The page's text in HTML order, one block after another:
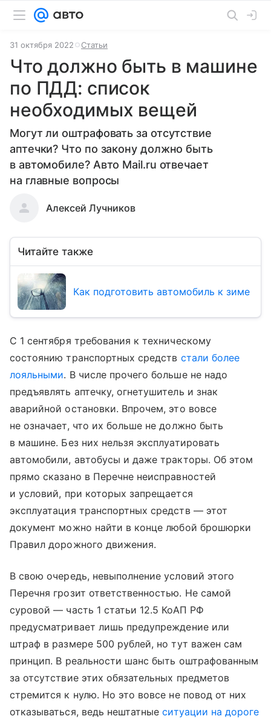
31 октября 2022 Статьи
Что должно быть в машине
по ПДД: список
необходимых вещей
Могут ли оштрафовать за отсутствие
аптечки? Что по закону должно быть
в автомобиле? Авто Mail.ru отвечает
на главные вопросы
Алексей Лучников
Читайте также
Как подготовить автомобиль к зиме
С 1 сентября требования к техническому
состоянию транспортных средств стали более
лояльными. В числе прочего больше не надо
предъявлять аптечку, огнетушитель и знак
аварийной остановки. Впрочем, это вовсе
не означает, что их больше не должно быть
в машине. Без них нельзя эксплуатировать
автомобили, автобусы и даже тракторы. Об этом
прямо сказано в Перечне неисправностей
и условий, при которых запрещается
эксплуатация транспортных средств — этот
документ можно найти в конце любой брошюрки
Правил дорожного движения.
В свою очередь, невыполнение условий этого
Перечня грозит ответственностью. Не самой
суровой — часть 1 статьи 12.5 КоАП РФ
предусматривает лишь предупреждение или
штраф в размере 500 рублей, но тут важен сам
принцип. В реальности шанс быть оштрафованным
за отсутствие этих обязательных предметов
стремится к нулю. Но это вовсе не повод от них
отказываться, ведь нештатныеситуации на дороге